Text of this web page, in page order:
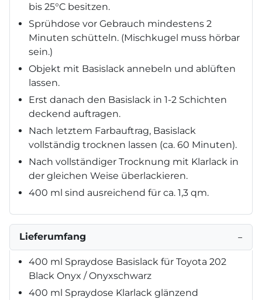
bis 25°C besitzen.
Sprühdose vor Gebrauch mindestens 2
Minuten schütteln. (Mischkugel muss hörbar
sein.)
Objekt mit Basislack annebeln und ablüften
lassen.
Erst danach den Basislack in 1-2 Schichten
deckend auftragen.
Nach letztem Farbauftrag, Basislack
vollständig trocknen lassen (ca. 60 Minuten).
Nach vollständiger Trocknung mit Klarlack in
der gleichen Weise überlackieren.
400 ml sind ausreichend für ca. 1,3 qm.
Lieferumfang −
400 ml Spraydose Basislack für Toyota 202
Black Onyx / Onyxschwarz
400 ml Spraydose Klarlack glänzend